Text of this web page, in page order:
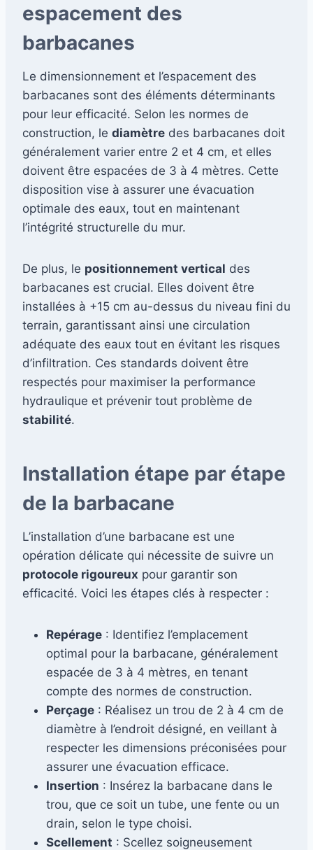
espacement des
barbacanes
Le dimensionnement et l’espacement des
barbacanes sont des éléments déterminants
pour leur efficacité. Selon les normes de
construction, le diamètre des barbacanes doit
généralement varier entre 2 et 4 cm, et elles
doivent être espacées de 3 à 4 mètres. Cette
disposition vise à assurer une évacuation
optimale des eaux, tout en maintenant
l’intégrité structurelle du mur.
De plus, le positionnement vertical des
barbacanes est crucial. Elles doivent être
installées à +15 cm au-dessus du niveau fini du
terrain, garantissant ainsi une circulation
adéquate des eaux tout en évitant les risques
d’infiltration. Ces standards doivent être
respectés pour maximiser la performance
hydraulique et prévenir tout problème de
stabilité.
Installation étape par étape
de la barbacane
L’installation d’une barbacane est une
opération délicate qui nécessite de suivre un
protocole rigoureux pour garantir son
efficacité. Voici les étapes clés à respecter :
Repérage : Identifiez l’emplacement
optimal pour la barbacane, généralement
espacée de 3 à 4 mètres, en tenant
compte des normes de construction.
Perçage : Réalisez un trou de 2 à 4 cm de
diamètre à l’endroit désigné, en veillant à
respecter les dimensions préconisées pour
assurer une évacuation efficace.
Insertion : Insérez la barbacane dans le
trou, que ce soit un tube, une fente ou un
drain, selon le type choisi.
Scellement : Scellez soigneusement